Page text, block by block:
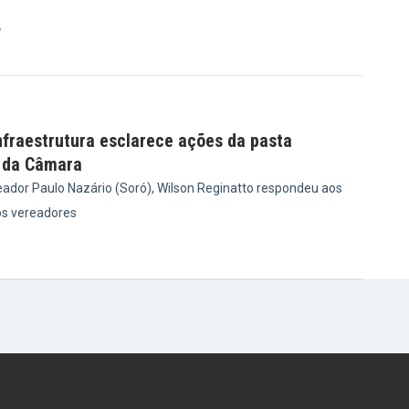
esclarece ações da pasta
Câmara
Paulo Nazário (Soró), Wilson Reginatto respondeu aos
vereadores